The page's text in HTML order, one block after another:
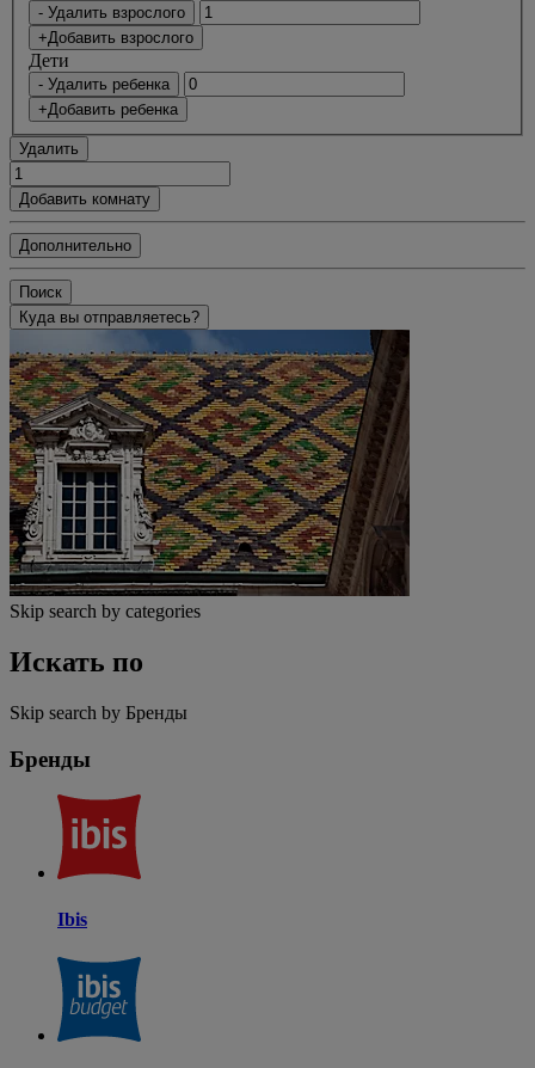
- Удалить взрослого
+Добавить взрослого
Дети
- Удалить ребенка
+Добавить ребенка
Удалить
Добавить комнату
Дополнительно
Поиск
Куда вы отправляетесь?
Skip search by categories
Искать по
Skip search by Бренды
Бренды
Ibis